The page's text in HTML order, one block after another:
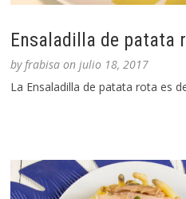
Ensaladilla de patata
byfrabisa onjulio 18, 2017
La Ensaladilla de patata rota es